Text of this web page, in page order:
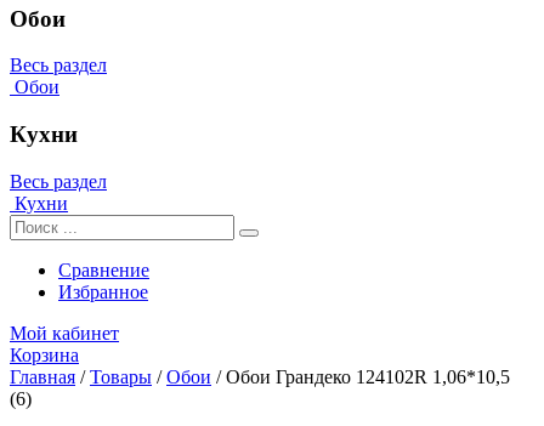
Обои
Весь раздел
Обои
Кухни
Весь раздел
Кухни
Сравнение
Избранное
Мой кабинет
Корзина
Главная /Товары /Обои /Обои Грандеко 124102R 1,06*10,5
(6)